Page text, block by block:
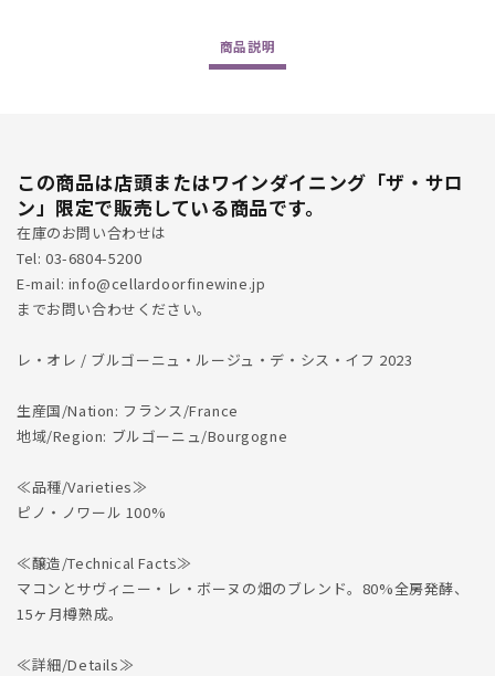
を
減
ら
す
を
増
や
商品説明
この商品は店頭またはワインダイニング「ザ・サロ
ン」限定で販売している商品です。
在庫のお問い合わせは
Tel: 03-6804-5200
E-mail: info@cellardoorfinewine.jp
までお問い合わせください。
レ・オレ / ブルゴーニュ・ルージュ・デ・シス・イフ 2023
生産国/Nation: フランス/France
地域/Region: ブルゴーニュ/Bourgogne
≪品種/Varieties≫
ピノ・ノワール 100%
≪醸造/Technical Facts≫
マコンとサヴィニー・レ・ボーヌの畑のブレンド。80%全房発酵、
15ヶ月樽熟成。
≪詳細/Details≫